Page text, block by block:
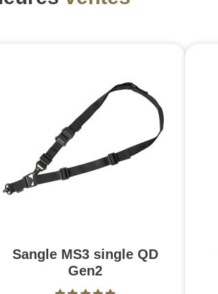
Sangle MS3 single QD
Gen2